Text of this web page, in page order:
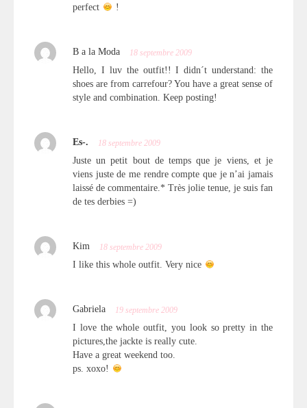
perfect
!
B a la Moda 18 septembre 2009
Hello, I luv the outfit!! I didn´t understand: the
shoes are from carrefour? You have a great sense of
style and combination. Keep posting!
Es-. 18 septembre 2009
Juste un petit bout de temps que je viens, et je
viens juste de me rendre compte que je n’ai jamais
laissé de commentaire.* Très jolie tenue, je suis fan
de tes derbies =)
Kim 18 septembre 2009
I like this whole outfit. Very nice
Gabriela 19 septembre 2009
I love the whole outfit, you look so pretty in the
pictures,the jackte is really cute.
Have a great weekend too.
ps. xoxo!